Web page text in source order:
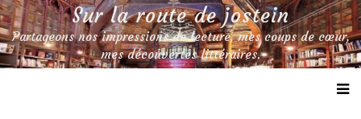
Skip
to
content
Sur la route de jostein
Partageons nos impressions de lecture, mes coups de cœur,
mes découvertes littéraires.